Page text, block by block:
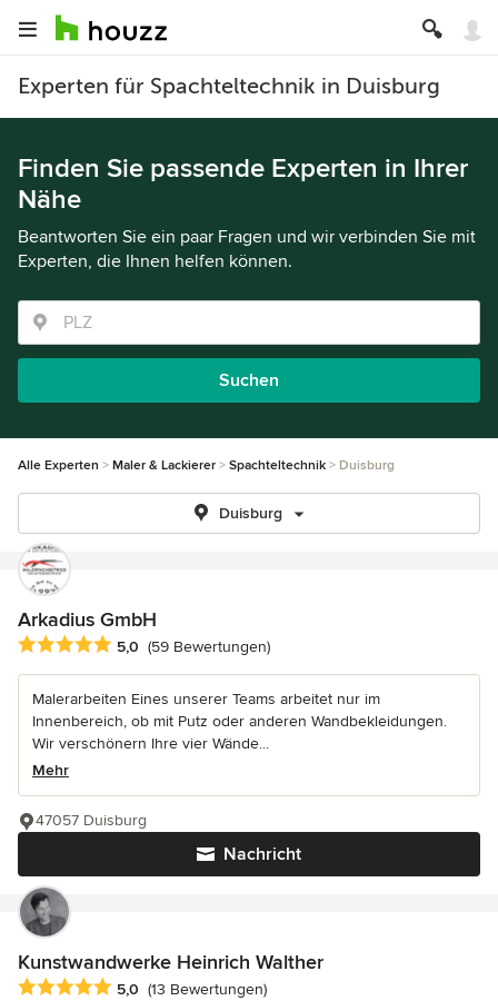
Experten für Spachteltechnik in Duisburg
Finden Sie passende Experten in Ihrer
Nähe
Beantworten Sie ein paar Fragen und wir verbinden Sie mit
Experten, die Ihnen helfen können.
Suchen
Alle Experten Maler & Lackierer Spachteltechnik Duisburg
Duisburg
Arkadius GmbH
Durchschnittliche Bewertung: 5 von 5 Sternen
5,0 (59 Bewertungen)
Malerarbeiten Eines unserer Teams arbeitet nur im
Innenbereich, ob mit Putz oder anderen Wandbekleidungen.
Wir verschönern Ihre vier Wände...
Mehr
Nachricht
47057 Duisburg
Kunstwandwerke Heinrich Walther
Durchschnittliche Bewertung: 5 von 5 Sternen
5,0 (13 Bewertungen)